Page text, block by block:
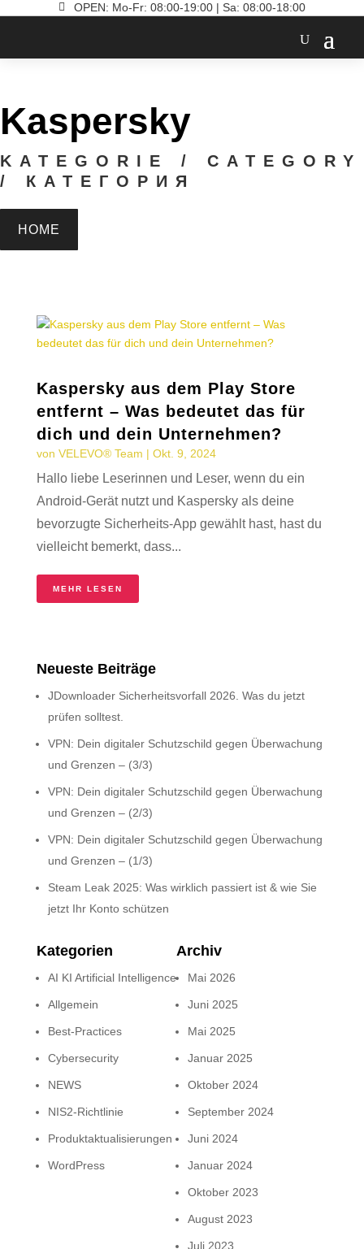
 OPEN: Mo-Fr: 08:00-19:00 | Sa: 08:00-18:00
Kaspersky
KATEGORIE / CATEGORY
/ КАТЕГОРИЯ
HOME
Kaspersky aus dem Play Store
entfernt – Was bedeutet das für
dich und dein Unternehmen?
von VELEVO® Team | Okt. 9, 2024
Hallo liebe Leserinnen und Leser, wenn du ein
Android-Gerät nutzt und Kaspersky als deine
bevorzugte Sicherheits-App gewählt hast, hast du
vielleicht bemerkt, dass...
MEHR LESEN
Neueste Beiträge
JDownloader Sicherheitsvorfall 2026. Was du jetzt
prüfen solltest.
VPN: Dein digitaler Schutzschild gegen Überwachung
und Grenzen – (3/3)
VPN: Dein digitaler Schutzschild gegen Überwachung
und Grenzen – (2/3)
VPN: Dein digitaler Schutzschild gegen Überwachung
und Grenzen – (1/3)
Steam Leak 2025: Was wirklich passiert ist & wie Sie
jetzt Ihr Konto schützen
Kategorien
AI KI Artificial Intelligence
Allgemein
Best-Practices
Cybersecurity
NEWS
NIS2-Richtlinie
Produktaktualisierungen
WordPress
Archiv
Mai 2026
Juni 2025
Mai 2025
Januar 2025
Oktober 2024
September 2024
Juni 2024
Januar 2024
Oktober 2023
August 2023
Juli 2023